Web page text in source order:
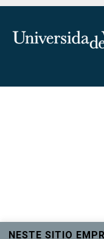
Universidade
NESTE SITIO